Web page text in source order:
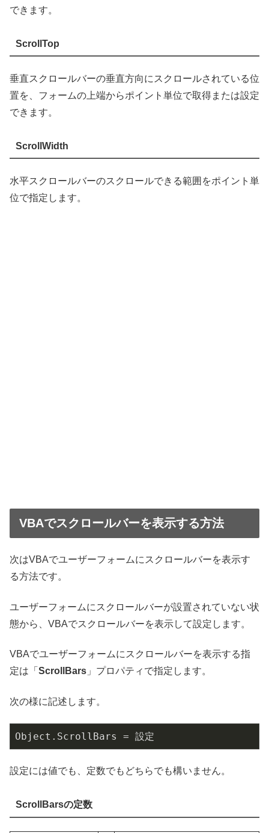
できます。
ScrollTop
垂直スクロールバーの垂直方向にスクロールされている位
置を、フォームの上端からポイント単位で取得または設定
できます。
ScrollWidth
水平スクロールバーのスクロールできる範囲をポイント単
位で指定します。
VBAでスクロールバーを表示する方法
次はVBAでユーザーフォームにスクロールバーを表示す
る方法です。
ユーザーフォームにスクロールバーが設置されていない状
態から、VBAでスクロールバーを表示して設定します。
VBAでユーザーフォームにスクロールバーを表示する指
定は「 ScrollBars 」プロパティで指定します。
次の様に記述します。
Object.ScrollBars = 設定
設定には値でも、定数でもどちらでも構いません。
ScrollBarsの定数